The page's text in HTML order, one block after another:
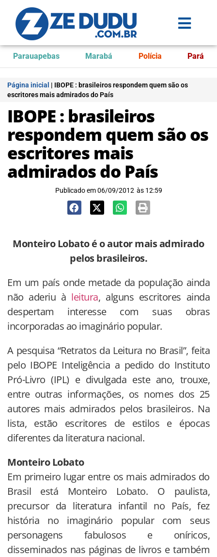
Parauapebas Marabá Polícia Pará
Página inicial | IBOPE : brasileiros respondem quem são os
escritores mais admirados do País
IBOPE : brasileiros
respondem quem são os
escritores mais
admirados do País
Publicado em 06/09/2012 às 12:59
​Monteiro Lobato é o autor mais admirado
pelos brasileiros.
​Em um país onde metade da população ainda
não aderiu à leitura, alguns escritores ainda
despertam interesse com suas obras
incorporadas ao imaginário popular.
A pesquisa “Retratos da Leitura no Brasil”, feita
pelo IBOPE Inteligência a pedido do Instituto
Pró-Livro (IPL) e divulgada este ano, trouxe,
entre outras informações, os nomes dos 25
autores mais admirados pelos brasileiros. Na
lista, estão escritores de estilos e épocas
diferentes da literatura nacional.
Monteiro Lobato
Em primeiro lugar entre os mais admirados do
Brasil está Monteiro Lobato. O paulista,
precursor da literatura infantil no País, fez
história no imaginário popular com seus
personagens fabulosos e oníricos,
disseminados nas páginas de livros e também